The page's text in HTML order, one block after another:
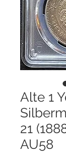
Alte 1
21
AU58